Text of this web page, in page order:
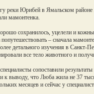
реки Юрибей в Ямальском
мамонтенка.
сохранилось, уцелели и
– сначала
детального изучения в
все тело животного и
сопоставили
к выводу, что Люба жила не 37
месяцев и сейчас у